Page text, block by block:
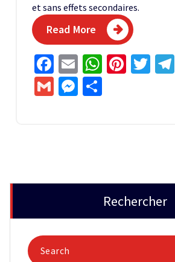
et sans effets secondaires.
Read More
Facebook
Email
GmailMessenger
Rechercher